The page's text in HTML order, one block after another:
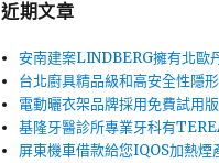
近期文章
安南建案LINDBERG擁有北歐
台北廚具精品級和高安全性隱
電動曬衣架品牌採用免費試用
基隆牙醫診所專業牙科有
屏東機車借款給您IQOS加熱煙